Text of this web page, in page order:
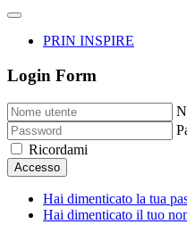
PRIN INSPIRE
Login Form
Ricordami
Accesso
Hai dimenticato la tua
Hai dimenticato il tuo